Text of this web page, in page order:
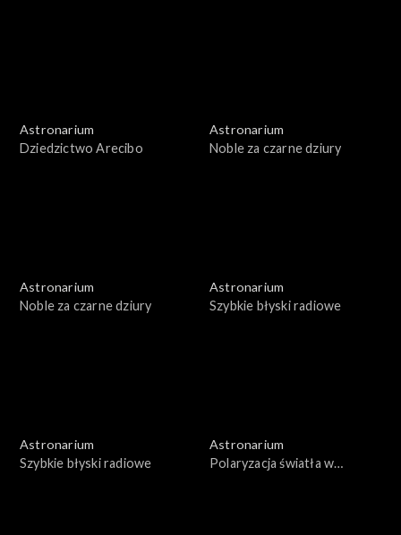
Astronarium
Dziedzictwo Arecibo
Astronarium
Noble za czarne dziury
Astronarium
Noble za czarne dziury
Astronarium
Szybkie błyski radiowe
Astronarium
Szybkie błyski radiowe
Astronarium
Polaryzacja światła w